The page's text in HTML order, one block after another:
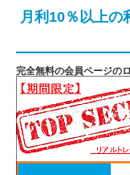
月利10％以上の
完全無料の会員ページの